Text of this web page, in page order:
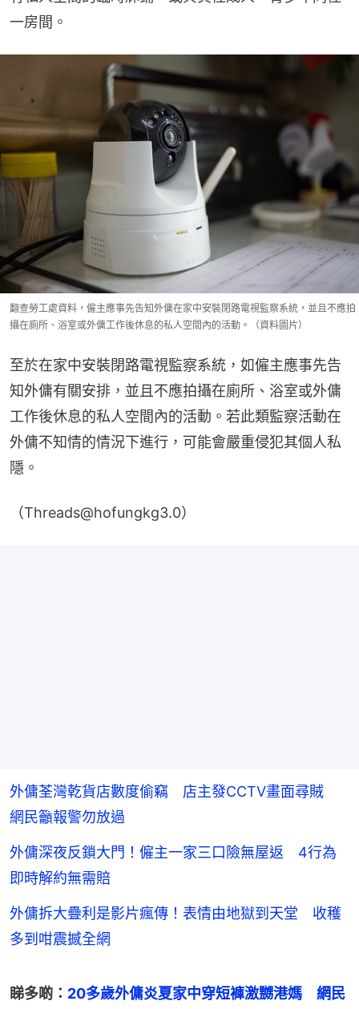
一房間。
翻查勞工處資料，僱主應事先告知外傭在家中安裝閉路電視監察系統，並且不應拍
攝在廁所、浴室或外傭工作後休息的私人空間內的活動。（資料圖片）
至於在家中安裝閉路電視監察系統，如僱主應事先告
知外傭有關安排，並且不應拍攝在廁所、浴室或外傭
工作後休息的私人空間內的活動。若此類監察活動在
外傭不知情的情況下進行，可能會嚴重侵犯其個人私
隱。
（Threads@hofungkg3.0）
外傭荃灣乾貨店數度偷竊 店主發CCTV畫面尋賊
網民籲報警勿放過
外傭深夜反鎖大門！僱主一家三口險無屋返 4行為
即時解約無需賠
外傭拆大疊利是影片瘋傳！表情由地獄到天堂 收穫
多到咁震撼全網
睇多啲： 20多歲外傭炎夏家中穿短褲激嬲港媽　網民